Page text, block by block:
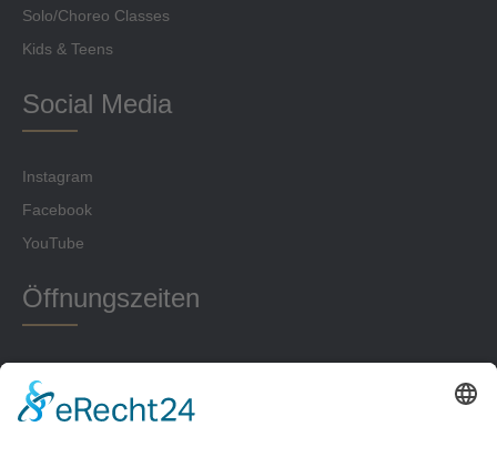
Solo/Choreo Classes
Kids & Teens
Social Media
Instagram
Facebook
YouTube
Öffnungszeiten
Montag 18-22 Uhr
Dienstag 16-22 Uhr